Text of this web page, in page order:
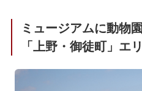
ミュージアムに動物
「上野・御徒町」エ